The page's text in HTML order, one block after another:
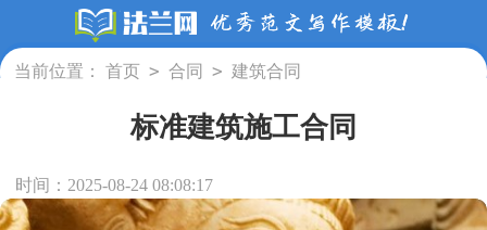
当前位置： 首页 > 合同 > 建筑合同
标准建筑施工合同
时间：2025-08-24 08:08:17